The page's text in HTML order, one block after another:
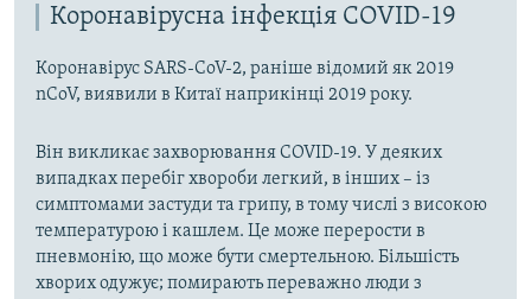
Коронавірусна інфекція COVID-19
Коронавірус SARS-CoV-2, раніше відомий як 2019
nCoV, виявили в Китаї наприкінці 2019 року.
Він викликає захворювання COVID-19. У деяких
випадках перебіг хвороби легкий, в інших – із
симптомами застуди та грипу, в тому числі з високою
температурою і кашлем. Це може перерости в
пневмонію, що може бути смертельною. Більшість
хворих одужує; помирають переважно люди з